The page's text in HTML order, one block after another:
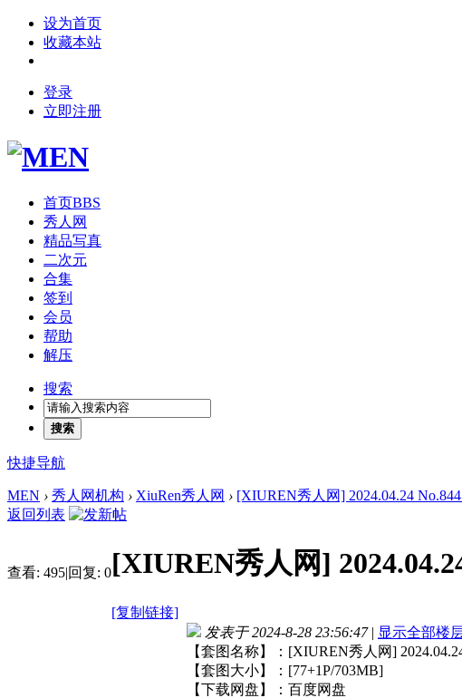
设为首页
收藏本站
登录
立即注册
首页BBS
秀人网
精品写真
二次元
合集
签到
会员
帮助
解压
搜索
搜索
快捷导航
MEN › 秀人网机构 › XiuRen秀人网 › [XIUREN秀人网] 2024.04.24
返回列表
查看: 495|回复: 0[XIUREN秀人网]
[复制链接]
发表于 2024-8-28 23:56:47 | 显示全部楼
【套图名称】：[XIUREN秀人网]
【套图大小】：[77+1P/703MB]
【下载网盘】：百度网盘